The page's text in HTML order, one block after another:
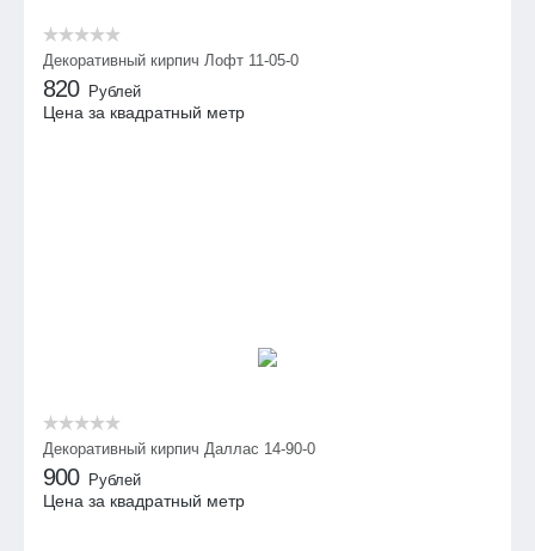
Декоративный кирпич Лофт 11-05-0
820 Рублей
Цена за квадратный метр
Декоративный кирпич Даллас 14-90-0
900 Рублей
Цена за квадратный метр